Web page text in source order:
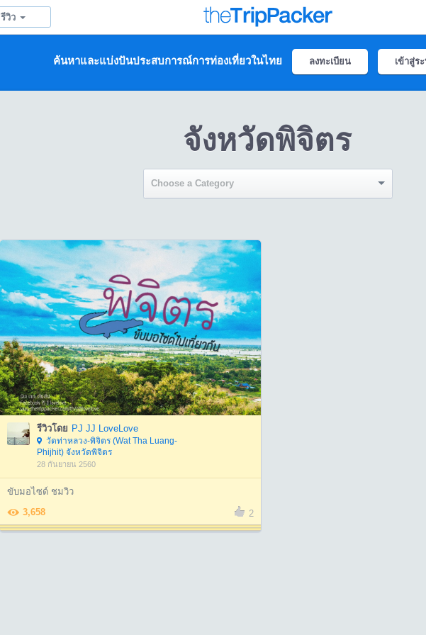
รีวิว
ค้นหาและแบ่งปันประสบการณ์การท่องเที่ยวในไทย ลงทะเบียน เข้าสู่ร
จังหวัดพิจิตร
Choose a Category
รีวิวโดย PJ JJ LoveLove
วัดท่าหลวง-พิจิตร (Wat Tha Luang-
Phijhit) จังหวัดพิจิตร
28 กันยายน 2560
ขับมอไซด์ ชมวิว
3,658
2